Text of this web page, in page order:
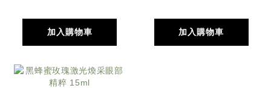
加入購物車 加入購物車